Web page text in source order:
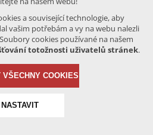
a související technologie, aby
vašim potřebám a vy na webu nalezli
cookies používané na našem
totožnosti uživatelů stránek.
VŠECHNY COOKIES
NASTAVIT